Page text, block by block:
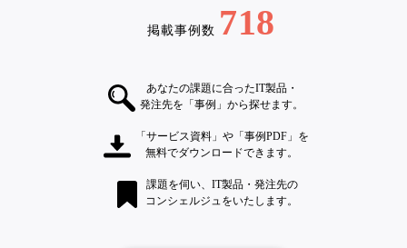
掲載事例数 718
あなたの課題に合ったIT製品・
発注先を「事例」から探せます。
「サービス資料」や「事例PDF」を
無料でダウンロードできます。
課題を伺い、IT製品・発注先の
コンシェルジュをいたします。